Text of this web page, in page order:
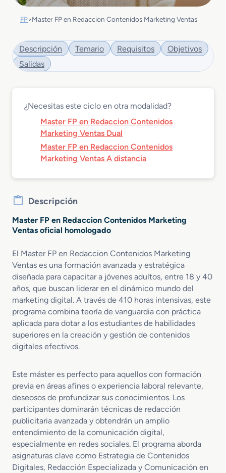
FP>Master FP en Redaccion Contenidos Marketing Ventas
Descripción Temario Requisitos
Objetivos
Salidas
¿Necesitas este ciclo en otra modalidad?
Master FP en Redaccion Contenidos
Marketing Ventas Dual
Master FP en Redaccion Contenidos
Marketing Ventas A distancia
Descripción
Master FP en Redaccion Contenidos Marketing
Ventas oficial homologado
El Master FP en Redaccion Contenidos Marketing
Ventas es una formación avanzada y estratégica
diseñada para capacitar a jóvenes adultos, entre 18 y 40
años, que buscan liderar en el dinámico mundo del
marketing digital. A través de 410 horas intensivas, este
programa combina teoría de vanguardia con práctica
aplicada para dotar a los estudiantes de habilidades
superiores en la creación y gestión de contenidos
digitales efectivos.
Este máster es perfecto para aquellos con formación
previa en áreas afines o experiencia laboral relevante,
deseosos de profundizar sus conocimientos. Los
participantes dominarán técnicas de redacción
publicitaria avanzada y obtendrán un amplio
entendimiento de la comunicación digital,
especialmente en redes sociales. El programa aborda
asignaturas clave como Estrategia de Contenidos
Digitales, Redacción Especializada y Comunicación en